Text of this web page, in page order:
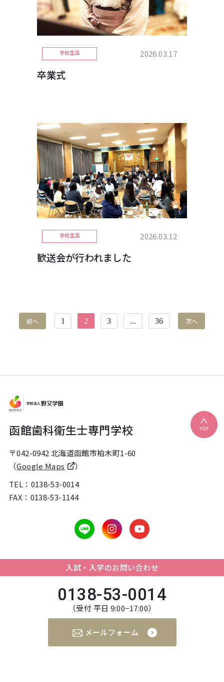
学校生活 2026.03.17
卒業式
学校生活 2026.03.12
歓送会が行われました
前へ 1 2 3 ... 36 次へ
函館歯科衛生士専門学校
〒042-0942 北海道函館市柏木町1-60
（Google Maps
）
TEL： 0138-53-0014
FAX：0138-53-1144
入試・入学のお問い合わせ
0138-53-0014
（受付 平日 9:00−17:00）
メールフォーム